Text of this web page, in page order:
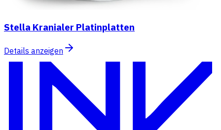
Stella Kranialer Platinplatten
Details anzeigen